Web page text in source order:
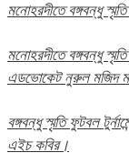
মনোহরদীতে বঙ্গবন্ধু
মনোহরদীতে বঙ্গবন্ধু স্মৃতি
এডভোকেট নুরুল মজিদ
বঙ্গবন্ধু স্মৃতি ফুটবল
এইচ কবির।